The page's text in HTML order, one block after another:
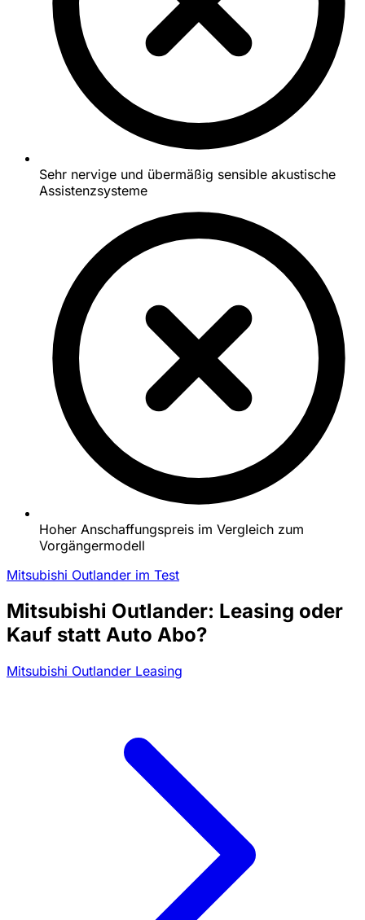
Sehr nervige und übermäßig sensible akustische
Assistenzsysteme
Hoher Anschaffungspreis im Vergleich zum
Vorgängermodell
Mitsubishi Outlander im Test
Mitsubishi Outlander: Leasing oder
Kauf statt Auto Abo?
Mitsubishi Outlander Leasing